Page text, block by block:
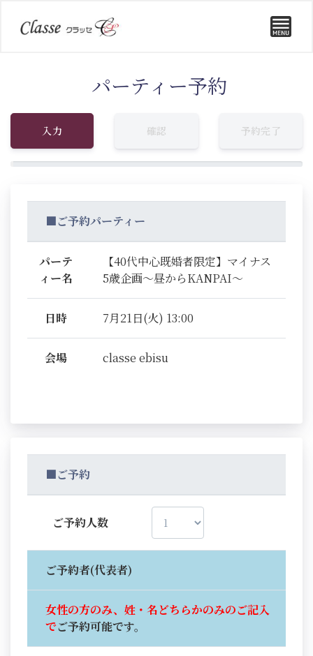
パーティー予約
入力 確認 予約完了
■ご予約パーティー
パーテ
ィー名
【40代中心既婚者限定】マイナス
5歳企画～昼からKANPAI～
日時 7月21日(火) 13:00
会場 classe ebisu
■ご予約
ご予約人数
ご予約者(代表者)
女性の方のみ、姓・名どちらかのみのご記入
でご予約可能です。